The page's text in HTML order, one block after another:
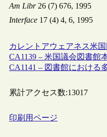
Am Libr26 (7) 676, 1995
Interface 17 (4) 4, 6, 1995
カレントアウェアネス米国
CA1139 – 米国議会図書館
CA1141 – 図書館における
累計アクセス数:13017
印刷用ページ